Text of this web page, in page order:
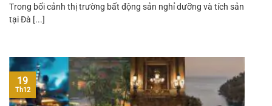
Trong bối cảnh thị trường bất động sản nghỉ dưỡng và tích sản
tại Đà [...]
19
Th12